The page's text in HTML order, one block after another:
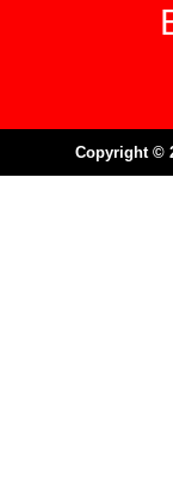
Copyright ©